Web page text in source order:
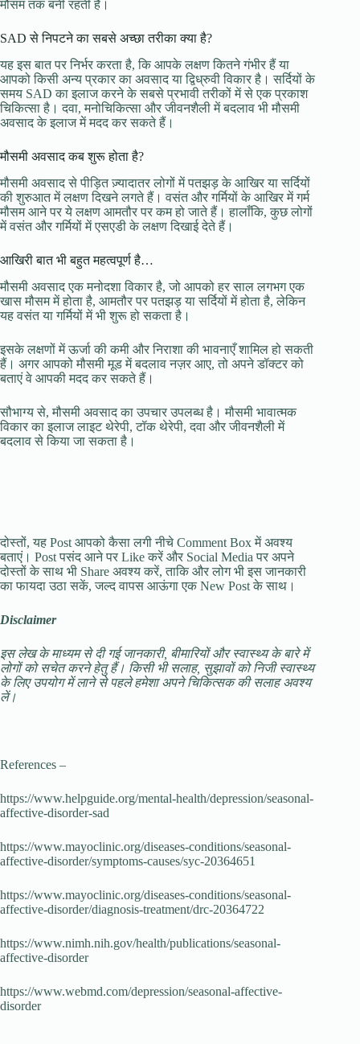
मौसम तक बनी रहती हैं।
SAD से निपटने का सबसे अच्छा तरीका क्या है?
यह इस बात पर निर्भर करता है, कि आपके लक्षण कितने गंभीर हैं या
आपको किसी अन्य प्रकार का अवसाद या द्विध्रुवी विकार है। सर्दियों के
समय SAD का इलाज करने के सबसे प्रभावी तरीकों में से एक प्रकाश
चिकित्सा है। दवा, मनोचिकित्सा और जीवनशैली में बदलाव भी मौसमी
अवसाद के इलाज में मदद कर सकते हैं।
मौसमी अवसाद कब शुरू होता है?
मौसमी अवसाद से पीड़ित ज़्यादातर लोगों में पतझड़ के आखिर या सर्दियों
की शुरुआत में लक्षण दिखने लगते हैं। वसंत और गर्मियों के आखिर में गर्म
मौसम आने पर ये लक्षण आमतौर पर कम हो जाते हैं। हालाँकि, कुछ लोगों
में वसंत और गर्मियों में एसएडी के लक्षण दिखाई देते हैं।
आखिरी बात भी बहुत महत्वपूर्ण है…
मौसमी अवसाद एक मनोदशा विकार है, जो आपको हर साल लगभग एक
खास मौसम में होता है, आमतौर पर पतझड़ या सर्दियों में होता है, लेकिन
यह वसंत या गर्मियों में भी शुरू हो सकता है।
इसके लक्षणों में ऊर्जा की कमी और निराशा की भावनाएँ शामिल हो सकती
हैं। अगर आपको मौसमी मूड में बदलाव नज़र आए, तो अपने डॉक्टर को
बताएं वे आपकी मदद कर सकते हैं।
सौभाग्य से, मौसमी अवसाद का उपचार उपलब्ध है। मौसमी भावात्मक
विकार का इलाज लाइट थेरेपी, टॉक थेरेपी, दवा और जीवनशैली में
बदलाव से किया जा सकता है।
दोस्तों, यह Post आपको कैसा लगी नीचे Comment Box में अवश्य
बताएं। Post पसंद आने पर Like करें और Social Media पर अपने
दोस्तों के साथ भी Share अवश्य करें, ताकि और लोग भी इस जानकारी
का फायदा उठा सकें, जल्द वापस आऊंगा एक New Post के साथ।
Disclaimer
इस लेख के माध्यम से दी गई जानकारी, बीमारियों और स्वास्थ्य के बारे में
लोगों को सचेत करने हेतु हैं। किसी भी सलाह, सुझावों को निजी स्वास्थ्य
के लिए उपयोग में लाने से पहले हमेशा अपने चिकित्सक की सलाह अवश्य
लें।
References –
https://www.helpguide.org/mental-health/depression/seasonal-
affective-disorder-sad
https://www.mayoclinic.org/diseases-conditions/seasonal-
affective-disorder/symptoms-causes/syc-20364651
https://www.mayoclinic.org/diseases-conditions/seasonal-
affective-disorder/diagnosis-treatment/drc-20364722
https://www.nimh.nih.gov/health/publications/seasonal-
affective-disorder
https://www.webmd.com/depression/seasonal-affective-
disorder